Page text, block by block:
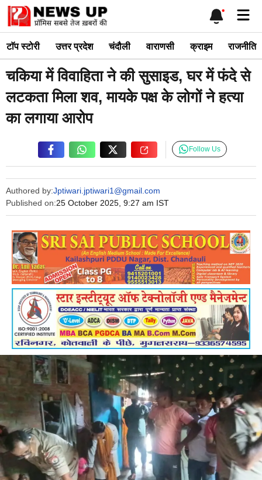
Skip
content
टाॅप स्टोरी उत्तर प्रदेश चंदौली वाराणसी क्राइम राजनीति
चकिया में विवाहिता ने की सुसाइड, घर में फंदे से
लटकता मिला शव, मायके पक्ष के लोगों ने हत्या
का लगाया आरोप
Authored by:Jptiwari.jptiwari1@gmail.com
Published on:25 October 2025, 9:27 am IST
Follow Us